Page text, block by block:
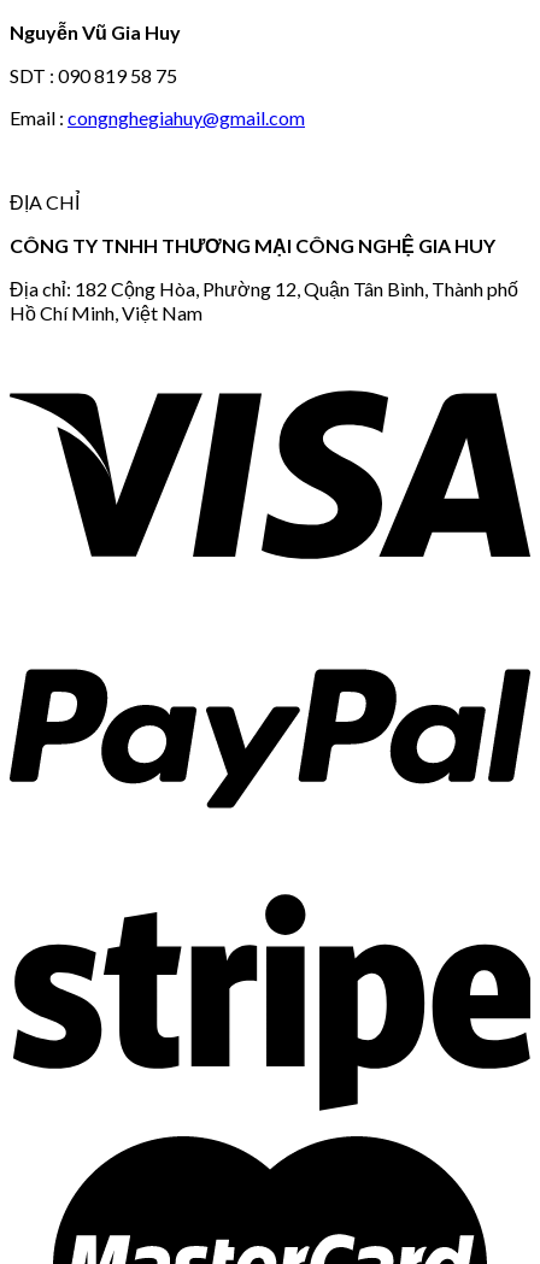
Nguyễn Vũ Gia Huy
SDT : 090 819 58 75
Email : congnghegiahuy@gmail.com
ĐỊA CHỈ
CÔNG TY TNHH THƯƠNG MẠI CÔNG NGHỆ GIA HUY
Địa chỉ: 182 Cộng Hòa, Phường 12, Quận Tân Bình, Thành phố
Hồ Chí Minh, Việt Nam